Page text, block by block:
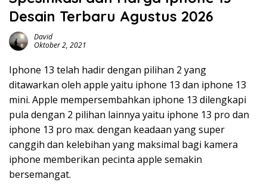
Desain Terbaru Agustus 2026
David
Oktober 2, 2021
Iphone 13 telah hadir dengan pilihan 2 yang
ditawarkan oleh apple yaitu iphone 13 dan iphone 13
mini. Apple mempersembahkan iphone 13 dilengkapi
pula dengan 2 pilihan lainnya yaitu iphone 13 pro dan
iphone 13 pro max. dengan keadaan yang super
canggih dan kelebihan yang maksimal bagi kamera
iphone memberikan pecinta apple semakin
bersemangat.